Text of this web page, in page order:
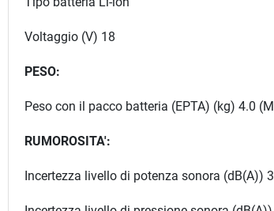
Voltaggio (V) 18
PESO:
Peso con il pacco batteria (EPTA) (kg) 4.0
RUMOROSITA':
Incertezza livello di potenza sonora (dB(A)) 3